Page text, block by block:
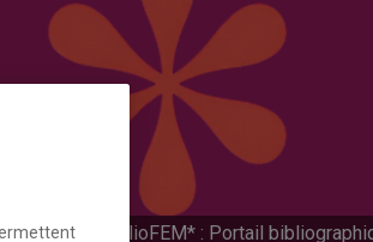
BiblioFEM* : Portail